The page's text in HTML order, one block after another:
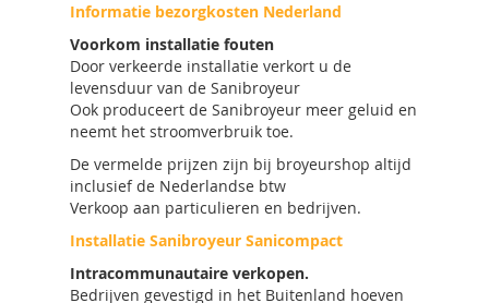
Informatie bezorgkosten Nederland
Voorkom installatie fouten
Door verkeerde installatie verkort u de
levensduur van de Sanibroyeur
Ook produceert de Sanibroyeur meer geluid en
neemt het stroomverbruik toe.
De vermelde prijzen zijn bij broyeurshop altijd
inclusief de Nederlandse btw
Verkoop aan particulieren en bedrijven.
Installatie Sanibroyeur Sanicompact
Intracommunautaire verkopen.
Bedrijven gevestigd in het Buitenland hoeven